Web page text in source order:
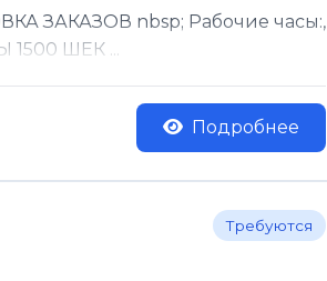
ЗАКАЗОВ nbsp; Рабочие часы:,
1500 ШЕК ...
Подробнее
Требуются